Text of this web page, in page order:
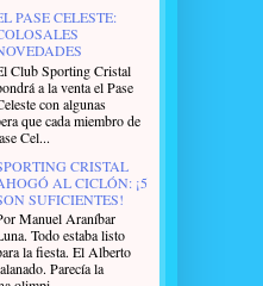
PASE CELESTE:
Club Sporting Cristal
a la venta el Pase
con algunas
que cada miembro de
Cel...
CRISTAL
AL CICLÓN: ¡5
SUFICIENTES!
Manuel Araníbar
Todo estaba listo
la fiesta. El Alberto
Parecía la